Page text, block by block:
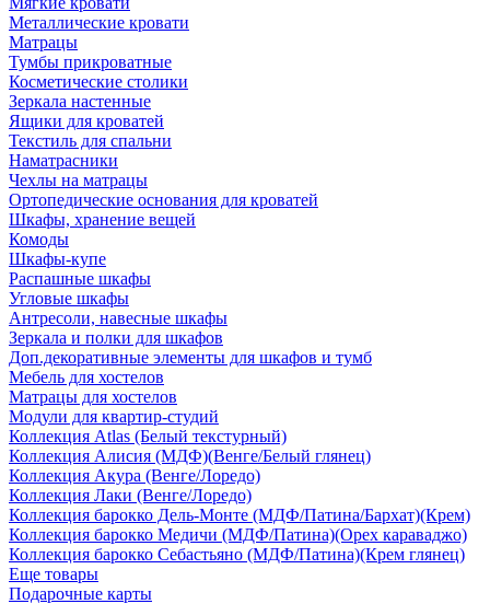
Металлические кровати
Матрацы
Тумбы прикроватные
Косметические столики
Зеркала настенные
Ящики для кроватей
Текстиль для спальни
Наматрасники
Чехлы на матрацы
Ортопедические основания для кроватей
Шкафы, хранение вещей
Комоды
Шкафы-купе
Распашные шкафы
Угловые шкафы
Антресоли, навесные шкафы
Зеркала и полки для шкафов
Доп.декоративные элементы для шкафов и тумб
Мебель для хостелов
Матрацы для хостелов
Модули для квартир-студий
Коллекция Atlas (Белый текстурный)
Коллекция Алисия (МДФ)(Венге/Белый глянец)
Коллекция Акура (Венге/Лоредо)
Коллекция Лаки (Венге/Лоредо)
Коллекция барокко Дель-Монте (МДФ/Патина/Бархат)(Крем)
Коллекция барокко Медичи (МДФ/Патина)(Орех караваджо)
Коллекция барокко Себастьяно (МДФ/Патина)(Крем глянец)
Еще товары
Подарочные карты